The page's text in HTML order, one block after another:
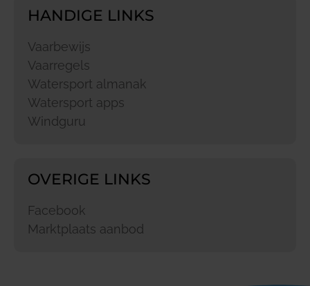
HANDIGE LINKS
Vaarbewijs
Vaarregels
Watersport almanak
Watersport apps
Windguru
OVERIGE LINKS
Facebook
Marktplaats aanbod